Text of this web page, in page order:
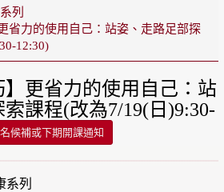
列
省力的使用自己：站姿、走路足部探
12:30)
】更省力的使用自己：站
課程(改為7/19(日)9:30-
候補或下期開課通知
系列